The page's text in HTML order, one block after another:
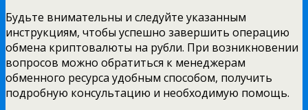
Будьте внимательны и следуйте указанным
инструкциям, чтобы успешно завершить операцию
обмена криптовалюты на рубли. При возникновении
вопросов можно обратиться к менеджерам
обменного ресурса удобным способом, получить
подробную консультацию и необходимую помощь.